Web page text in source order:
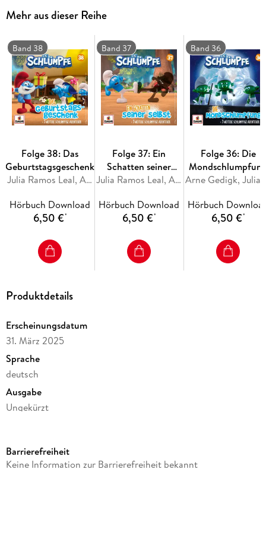
hochinteressantem Wortschatz zeigen diese Filmromane, wie
Schlumpfine wegen ihres geheimen Zaubers entführt wird
und von den anderen Schlümpfen in Paris gerettet werden
muss, um dann nach ihrer wahren Bestimmung jenseits des
verbotenen Waldes zu suchen.
Mehr aus dieser Reihe
Band 38
Folge 38: Das
Geburtstagsgeschenk
Julia Ramos Leal, Arne Gedigk
Hörbuch Download
6,50 €*
Band 37
Folge 37: Ein
Schatten seiner
selbst
Julia Ramos Leal, Arne Gedigk
Hörbuch Download
6,50 €*
Band 36
Folge 36: Die
Hörbuch
6,50 €*
Produktdetails
Erscheinungsdatum
31. März 2025
Sprache
deutsch
Ausgabe
Ungekürzt
Laufzeit
Barrierefreiheit
Keine Information zur Barrierefreiheit bekannt